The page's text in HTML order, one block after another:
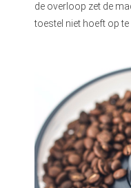
de overloop zet de
toestel niet hoeft op